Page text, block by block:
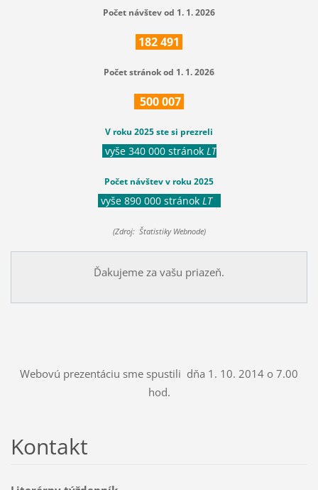
Počet návštev od 1. 1. 2026
182491
Počet stránok od 1. 1. 2026
500007
V roku 2025 ste si prezreli
vyše 340 000 stránok LT
Počet návštev v roku 2025
vyše 890 000 stránok LT
(Zdroj: Štatistiky Webnode)
Ďakujeme za vašu priazeň.
Webovú prezentáciu sme spustili dňa 1. 10. 2014 o 7.00
hod.
Kontakt